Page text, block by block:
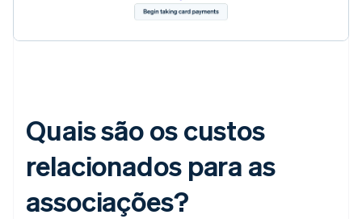
Quais são os custos
relacionados para as
associações?